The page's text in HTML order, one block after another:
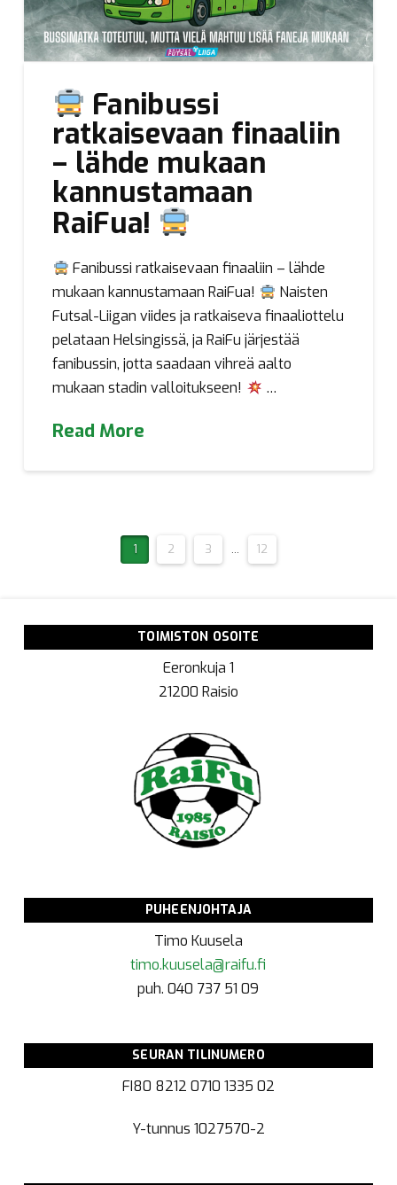
Fanibussi
ratkaisevaan finaaliin
– lähde mukaan
kannustamaan
RaiFua!
Fanibussi ratkaisevaan finaaliin – lähde
mukaan kannustamaan RaiFua!
Naisten
Futsal-Liigan viides ja ratkaiseva finaaliottelu
pelataan Helsingissä, ja RaiFu järjestää
fanibussin, jotta saadaan vihreä aalto
mukaan stadin valloitukseen!
…
Read More
1 2 3 ... 12
TOIMISTON OSOITE
Eeronkuja 1
21200 Raisio
PUHEENJOHTAJA
Timo Kuusela
timo.kuusela@raifu.fi
puh. 040 737 51 09
SEURAN TILINUMERO
FI80 8212 0710 1335 02
Y-tunnus 1027570-2